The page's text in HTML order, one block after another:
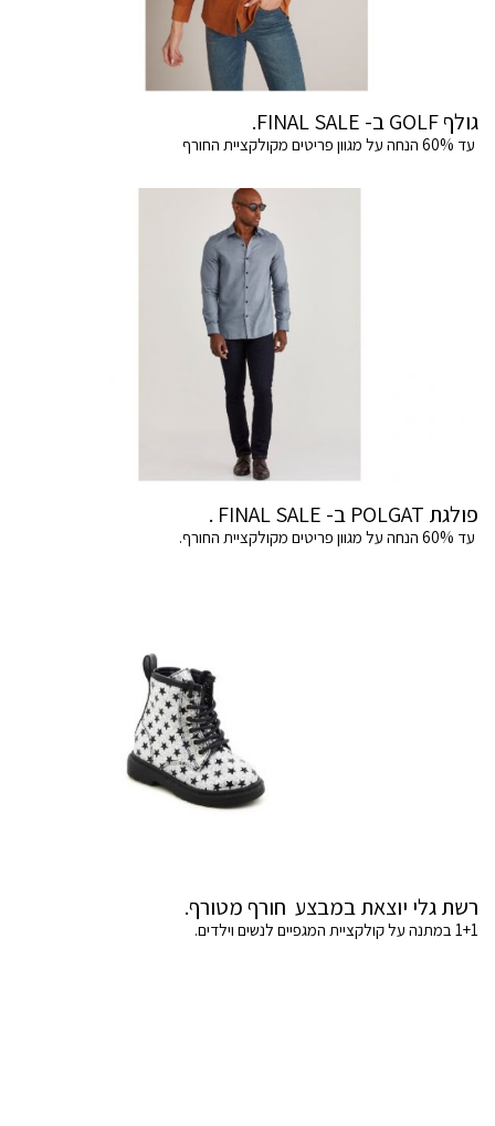
גולף GOLF ב- FINAL SALE.
עד 60% הנחה על מגוון פריטים מקולקציית החורף
פולגת POLGAT ב- FINAL SALE .
עד 60% הנחה על מגוון פריטים מקולקציית החורף.
רשת גלי יוצאת במבצע חורף מטורף.
1+1 במתנה על קולקציית המגפיים לנשים וילדים.